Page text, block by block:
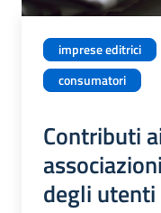
imprese editrici
consumatori
Contributi
degli